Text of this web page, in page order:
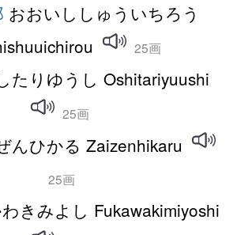
おおいししゅういちろう
25画
たりゆうし Oshitariyuushi
25画
んひかる Zaizenhikaru
25画
きみよし Fukawakimiyoshi